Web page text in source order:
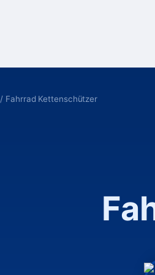
/ Fahrrad Kettenschützer